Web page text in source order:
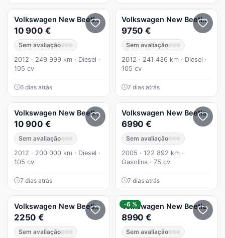
Volkswagen New Beetle 1.6 TDI DPF CUP
10 900 €
Sem avaliação
2012 · 249 999 km · Diesel ·
105 cv
6 dias atrás
Volkswagen New Beetle 1.6
9750 €
Sem avaliação
2012 · 241 436 km · Diesel ·
105 cv
7 dias atrás
Volkswagen New Beetle 1.6 TDI DPF CUP
10 900 €
Sem avaliação
2012 · 200 000 km · Diesel ·
105 cv
7 dias atrás
Volkswagen New Beetle
6990 €
Sem avaliação
2005 · 122 892 km ·
Gasolina · 75 cv
7 dias atrás
Volkswagen New Beetle 1.4 EC
2250 €
Sem avaliação
-6 %
Volkswagen New Beetle
8990 €
Sem avaliação